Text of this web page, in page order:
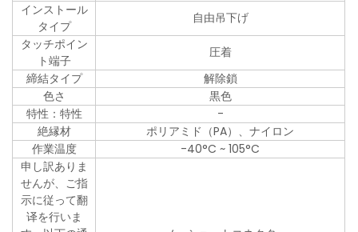
インストール
タイプ
自由吊下げ
タッチポイン
ト端子
圧着
締結タイプ
解除鎖
色さ
黒色
特性：特性
-
絶縁材
ポリアミド（PA）、ナイロン
作業温度
-40°C ~ 105°C
申し訳ありま
せんが、ご指
示に従って翻
译を行いま